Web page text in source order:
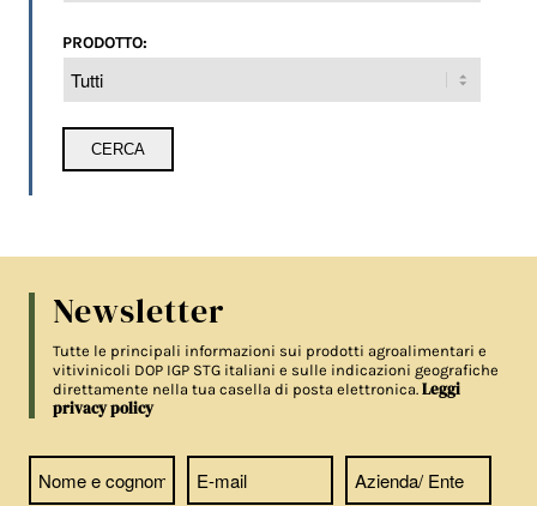
PRODOTTO:
Newsletter
Tutte le principali informazioni sui prodotti agroalimentari e
vitivinicoli DOP IGP STG italiani e sulle indicazioni geografiche
direttamente nella tua casella di posta elettronica.Leggi
privacy policy